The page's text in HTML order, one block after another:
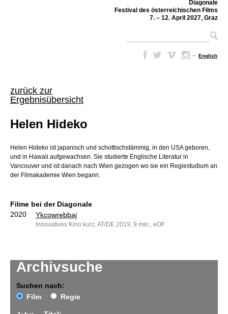
Diagonale
Festival des österreichischen Films
7. – 12. April 2027, Graz
– English
zurück zur
Ergebnisübersicht
Archivsuche
Suchen nach:
Film
Regie
Helen Hideko
Helen Hideko ist japanisch und schottischstämmig, in den USA geboren,
und in Hawaii aufgewachsen. Sie studierte Englische Literatur in
Vancouver und ist danach nach Wien gezogen wo sie ein Regiestudium an
der Filmakademie Wien begann.
Filme bei der Diagonale
2020
Ykcowrebbaj
Innovatives Kino kurz, AT/DE 2019, 9 min., eOF